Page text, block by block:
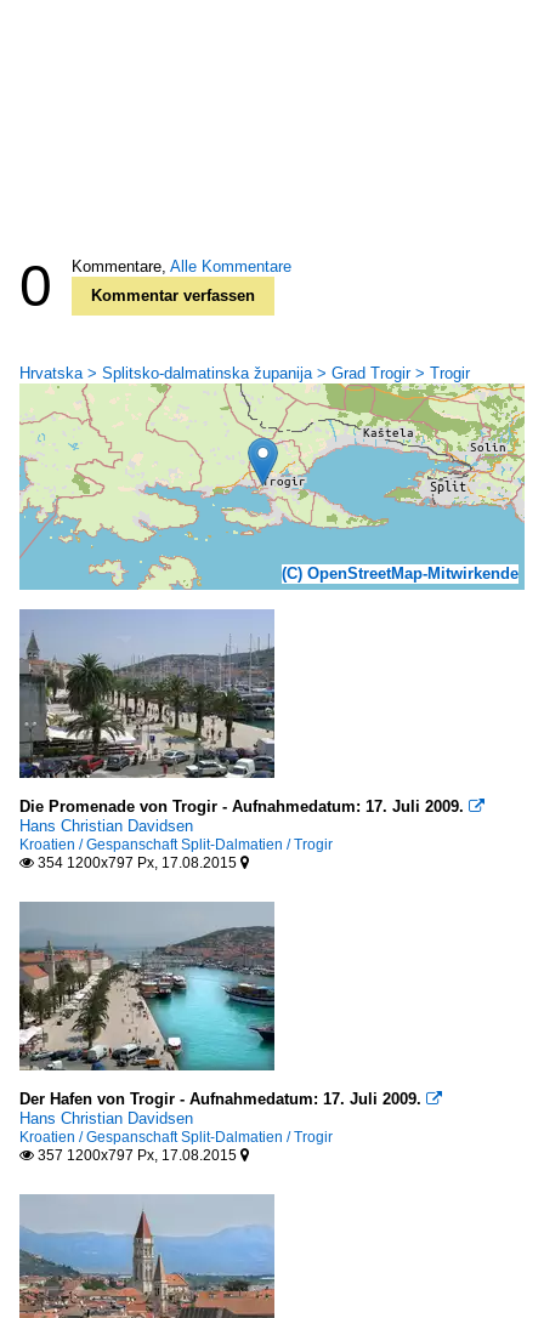
0 Kommentare, Alle Kommentare
Kommentar verfassen
Hrvatska > Splitsko-dalmatinska županija > Grad Trogir > Trogir
(C) OpenStreetMap-Mitwirkende
Die Promenade von Trogir - Aufnahmedatum: 17. Juli 2009. 
Hans Christian Davidsen
Kroatien / Gespanschaft Split-Dalmatien / Trogir
 354 1200x797 Px, 17.08.2015 
Der Hafen von Trogir - Aufnahmedatum: 17. Juli 2009. 
Hans Christian Davidsen
Kroatien / Gespanschaft Split-Dalmatien / Trogir
 357 1200x797 Px, 17.08.2015 